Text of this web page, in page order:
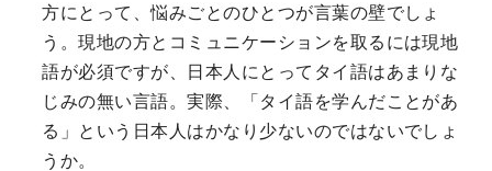
方にとって、悩みごとのひとつが言葉の壁でしょ
う。現地の方とコミュニケーションを取るには現地
語が必須ですが、日本人にとってタイ語はあまりな
じみの無い言語。実際、「タイ語を学んだことがあ
る」という日本人はかなり少ないのではないでしょ
うか。